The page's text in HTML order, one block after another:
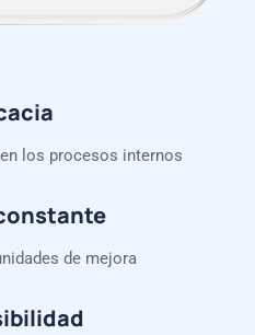
los procesos internos
de mejora